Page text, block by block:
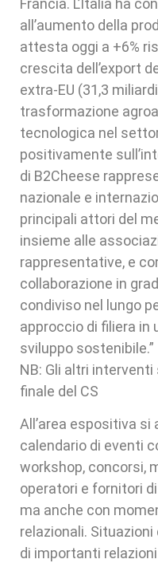
Francia. L’Italia ha
all’aumento della
attesta oggi a +6%
crescita dell’export
extra-EU (31,3
trasformazione
tecnologica nel
positivamente
di B2Cheese
nazionale e
principali attori del
insieme alle
rappresentative, e
collaborazione in
condiviso nel lungo
approccio di filiera in
sviluppo sostenibile.”
NB: Gli altri
finale del CS
All’area espositiva
calendario di eventi
workshop, concorsi,
operatori e fornitori
ma anche con
relazionali.
di importanti